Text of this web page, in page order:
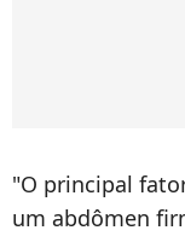
"O principal
um abdômen